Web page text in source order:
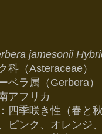
jamesonii
科（Asteraceae）
ベラ属（Gerbera）
アフリカ
：四季咲き性（春と
ピンク、オレンジ